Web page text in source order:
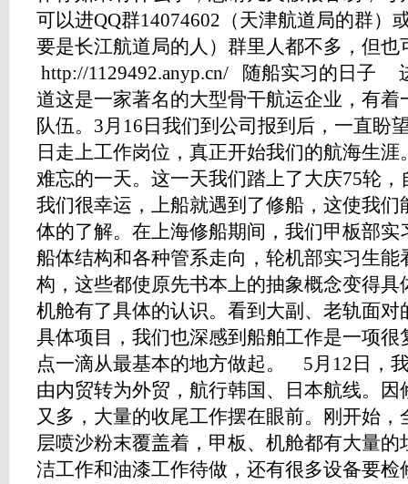
可以进QQ群14074602（天津航道局的群）
要是长江航道局的人）群里人都不多，但也
http://1129492.anyp.cn/ 随船实习的日子
道这是一家著名的大型骨干航运企业，有
队伍。3月16日我们到公司报到后，一直盼
日走上工作岗位，真正开始我们的航海生
难忘的一天。这一天我们踏上了大庆75轮
我们很幸运，上船就遇到了修船，这使我
体的了解。在上海修船期间，我们甲板部
船体结构和各种管系走向，轮机部实习生
构，这些都使原先书本上的抽象概念变得
机舱有了具体的认识。看到大副、老轨面
具体项目，我们也深感到船舶工作是一项
点一滴从最基本的地方做起。 5月12日，
由内贸转为外贸，航行韩国、日本航线。
又多，大量的收尾工作摆在眼前。刚开始
层喷沙粉末覆盖着，甲板、机舱都有大量
洁工作和油漆工作待做，还有很多设备要